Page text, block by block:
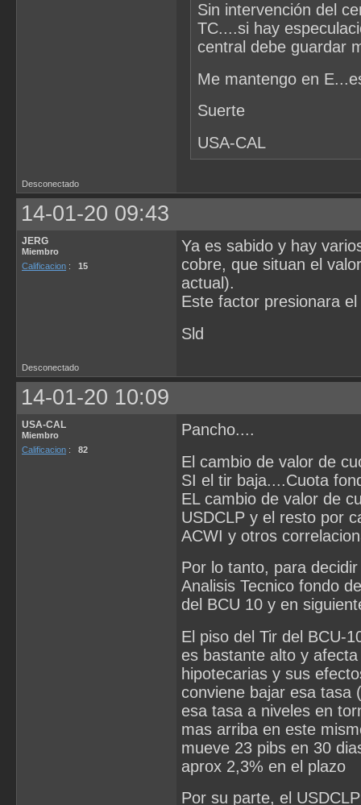
Sin intervención del
TC....si hay
central debe guardar
Me mantengo en
Suerte
USA-CAL
Desconectado
14-01-20 09:43
JERG
Miembro
Calificacion : 15
Ya es sabido y hay
cobre, que situan el
actual).
Este factor presionara
Sld
Desconectado
14-01-20 10:09
USA-CAL
Miembro
Calificacion : 82
Pancho....
El cambio de valor de
SI el tir baja....Cuota
EL cambio de valor de
USDCLP y el resto por
ACWI y otros
Por lo tanto, para
Analisis Tecnico fondo
del BCU 10 y en
El piso del Tir del BCU-
es bastante alto y
hipotecarias y sus
conviene bajar esa tasa
esa tasa a niveles en
mas arriba en este
mueve 23 pibs en 30
aprox 2,3% en el plazo
Por su parte, el